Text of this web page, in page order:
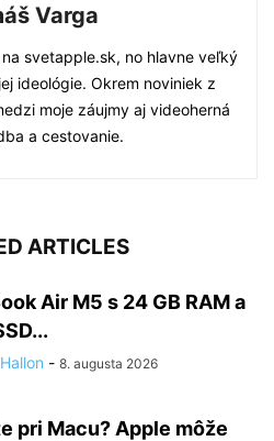
Varga
svetapple.sk, no hlavne veľký
ideológie. Okrem noviniek z
moje záujmy aj videoherná
a cestovanie.
ARTICLES
Air M5 s 24 GB RAM a
- 8. augusta 2026
pri Macu? Apple môže